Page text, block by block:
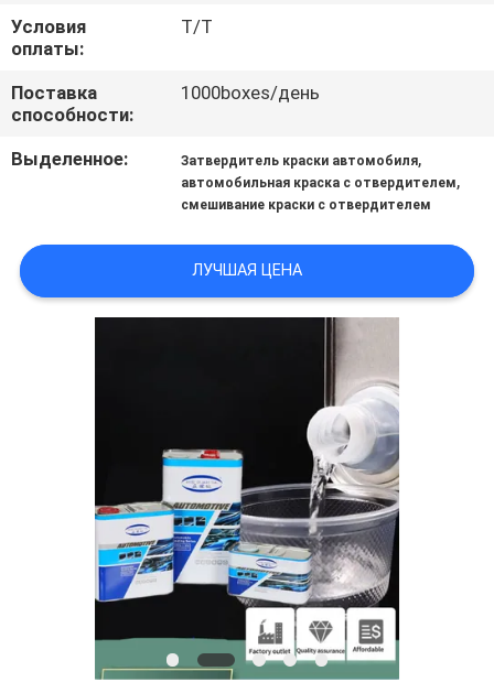
НОВОСТИ
ОТПРАВИТЬ
ЗАПРОС
САЙТА
ПОЛИТИКА
КОНФИДЕНЦИАЛЬНОСТИ
Условия
оплаты:
T/T
Поставка
способности:
1000boxes/день
Выделенное: Затвердитель краски автомобиля,
автомобильная краска с отвердителем,
смешивание краски с отвердителем
ЛУЧШАЯ ЦЕНА